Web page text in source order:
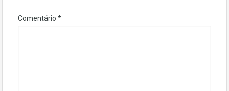
Comentário *